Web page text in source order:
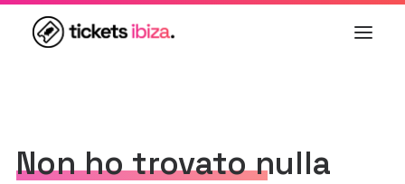
LIVE
doors @ 17:00·€125
Non ho trovato nulla